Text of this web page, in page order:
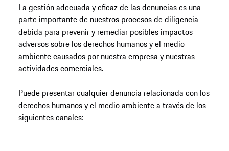
La gestión adecuada y eficaz de las denuncias es una
parte importante de nuestros procesos de diligencia
debida para prevenir y remediar posibles impactos
adversos sobre los derechos humanos y el medio
ambiente causados por nuestra empresa y nuestras
actividades comerciales.
Puede presentar cualquier denuncia relacionada con los
derechos humanos y el medio ambiente a través de los
siguientes canales: